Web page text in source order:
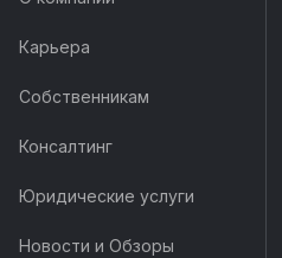
Карьера
Собственникам
Консалтинг
Юридические услуги
Новости и Обзоры